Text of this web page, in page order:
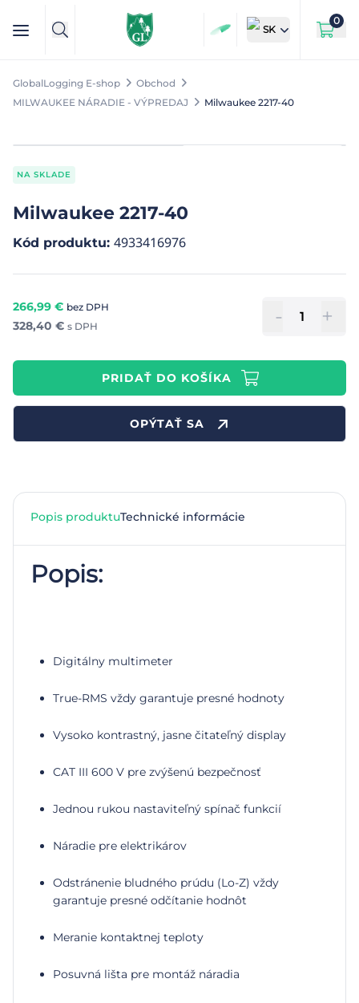
SK
0
GlobalLogging E-shop
Obchod
MILWAUKEE NÁRADIE - VÝPREDAJ
Milwaukee 2217-40
NA SKLADE
Milwaukee 2217-40
Kód produktu: 4933416976
266,99 € bez DPH
328,40 € s DPH - +
PRIDAŤ DO KOŠÍKA
OPÝTAŤ SA
Popis produktuTechnické informácie
Popis:
Digitálny multimeter
True-RMS vždy garantuje presné hodnoty
Vysoko kontrastný, jasne čitateľný display
CAT III 600 V pre zvýšenú bezpečnosť
Jednou rukou nastaviteľný spínač funkcií
Náradie pre elektrikárov
Odstránenie bludného prúdu (Lo-Z) vždy
garantuje presné odčítanie hodnôt
Meranie kontaktnej teploty
Posuvná lišta pre montáž náradia